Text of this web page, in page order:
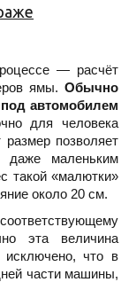
— расчёт
ямы. Обычно
автомобилем
для человека
позволяет
даже маленьким
такой «малютки»
около 20 см.
эта величина
что в
части машины,